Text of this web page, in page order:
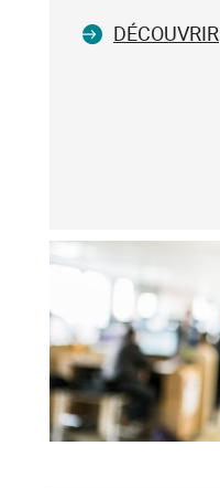
la
et
flèche
puis
validez-
le
avec
la
DÉCOUVRIR